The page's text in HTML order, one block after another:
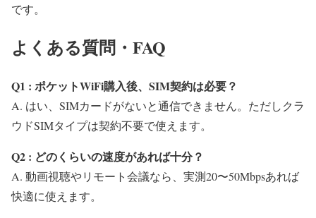
です。
よくある質問・FAQ
Q1 : ポケットWiFi購入後、SIM契約は必要？
A. はい、SIMカードがないと通信できません。ただしクラ
ウドSIMタイプは契約不要で使えます。
Q2 : どのくらいの速度があれば十分？
A. 動画視聴やリモート会議なら、実測20〜50Mbpsあれば
快適に使えます。